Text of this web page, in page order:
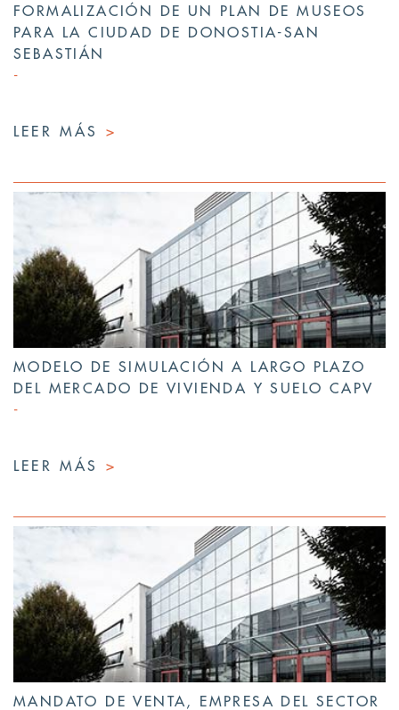
FORMALIZACIÓN DE UN PLAN DE MUSEOS
PARA LA CIUDAD DE DONOSTIA-SAN
SEBASTIÁN
LEER MÁS >
MODELO DE SIMULACIÓN A LARGO PLAZO
DEL MERCADO DE VIVIENDA Y SUELO CAPV
LEER MÁS >
MANDATO DE VENTA, EMPRESA DEL SECTOR